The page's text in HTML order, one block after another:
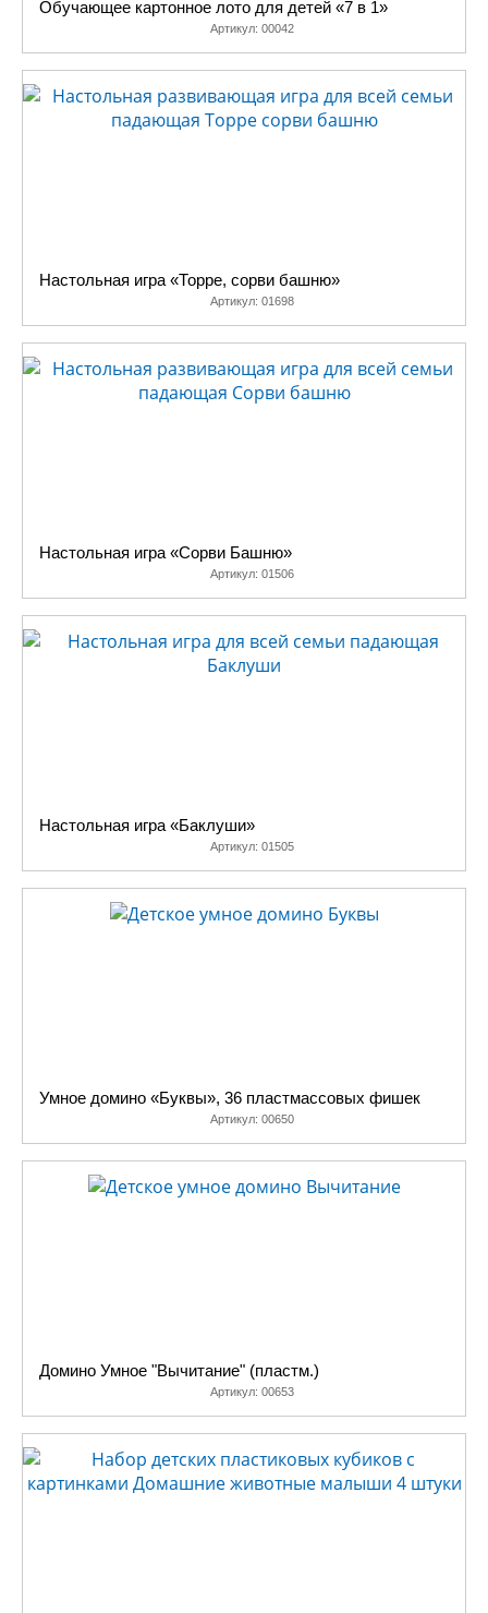
Обучающее картонное лото для детей «7 в 1»
Артикул: 00042
Настольная игра «Торре, сорви башню»
Артикул: 01698
Настольная игра «Сорви Башню»
Артикул: 01506
Настольная игра «Баклуши»
Артикул: 01505
Умное домино «Буквы», 36 пластмассовых фишек
Артикул: 00650
Домино Умное "Вычитание" (пластм.)
Артикул: 00653